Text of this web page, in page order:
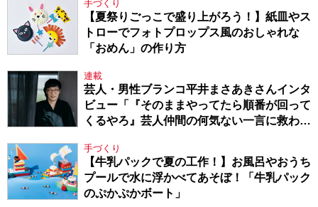
手づくり
【夏祭りごっこで盛り上がろう！】紙皿やス
トローでフォトプロップス風のおしゃれな
「おめん」の作り方
連載
芸人・男性ブランコ平井まさあきさんインタ
ビュー「『そのままやってたら順番が回って
くるやろ』芸人仲間の何気ない一言に救われ
手づくり
【牛乳パックで夏の工作！】お風呂やおうち
プールで水に浮かべてあそぼ！「牛乳パック
のぷかぷかボート」